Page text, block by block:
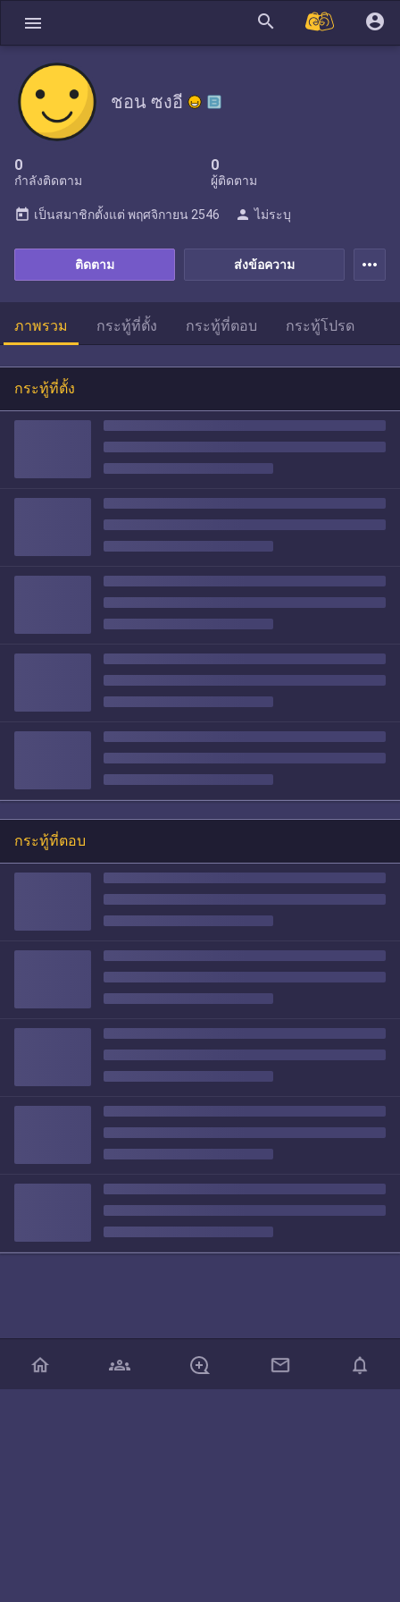
menu search account_circle
ชอน ซงอี
0
กำลังติดตาม
0
ผู้ติดตาม
ส่งข้อความ
ติดตาม
today เป็นสมาชิกตั้งแต่ พฤศจิกายน 2546 person ไม่ระบุ
more_horiz
ภาพรวม กระทู้ที่ตั้ง กระทู้ที่ตอบ กระทู้โปรด
กระทู้ที่ตั้ง
กระทู้ที่ตอบ